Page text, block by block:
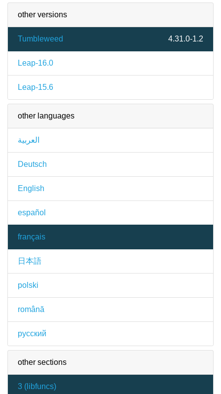
other versions
Tumbleweed 4.31.0-1.2
Leap-16.0
Leap-15.6
other languages
العربية
Deutsch
English
español
français
日本語
polski
română
русский
other sections
3 ( libfuncs)